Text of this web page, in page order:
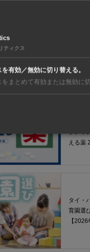
シェトンロー内の「TOPS」で
【タイ
ク】
える薬
タイ・
育園選
【2026
ティクス
有効／無効に切り替える。
をまとめて有効または無効に